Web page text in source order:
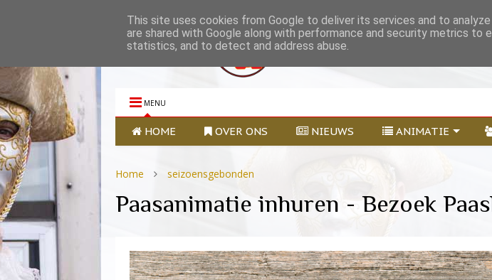
MENU
HOME OVER ONS NIEUWS ANIMATIE
Home seizoensgebonden
Paasanimatie inhuren - Bezoek
This site uses cookies from Google to deliver its services and to
are shared with Google along with performance and security metrics to
statistics, and to detect and address abuse.